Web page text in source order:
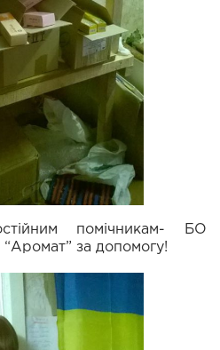
помічникам- БО
за допомогу!